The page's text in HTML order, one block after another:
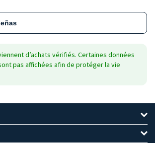
d’achats vérifiés. Certaines données
pas affichées afin de protéger la vie